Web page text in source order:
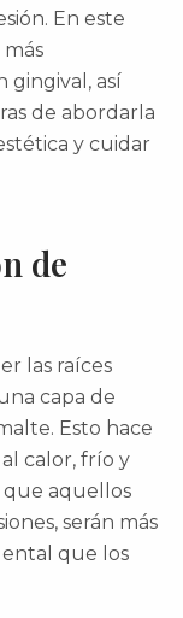
En este
gingival, así
de abordarla
y cuidar
de
las raíces
capa de
Esto hace
calor, frío y
que aquellos
serán más
que los